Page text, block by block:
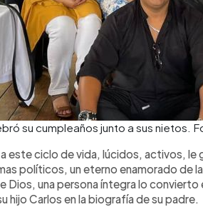
su cumpleaños junto a sus nietos.
este ciclo de vida, lúcidos, activos, le
políticos, un eterno enamorado de
Dios, una persona íntegra lo convierto
hijo Carlos en la biografía de su padre.